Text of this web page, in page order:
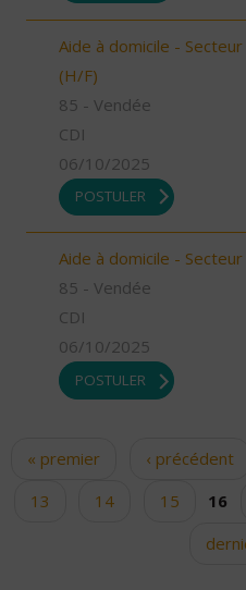
Aide à domicile -
(H/F)
85 - Vendée
CDI
06/10/2025
POSTULER
Aide à domicile -
85 - Vendée
CDI
06/10/2025
POSTULER
Pages
« premier ‹ précédent
13
14 15 16